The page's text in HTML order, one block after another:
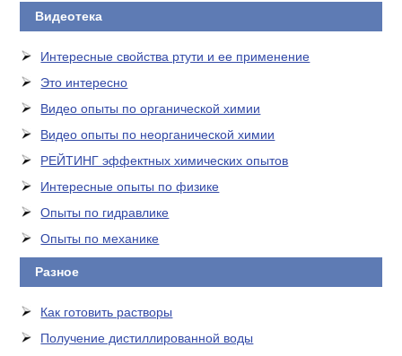
Видеотека
Интересные свойства ртути и ее применение
Это интересно
Видео опыты по органической химии
Видео опыты по неорганической химии
РЕЙТИНГ эффектных химических опытов
Интересные опыты по физике
Опыты по гидравлике
Опыты по механике
Разное
Как готовить растворы
Получение дистиллированной воды